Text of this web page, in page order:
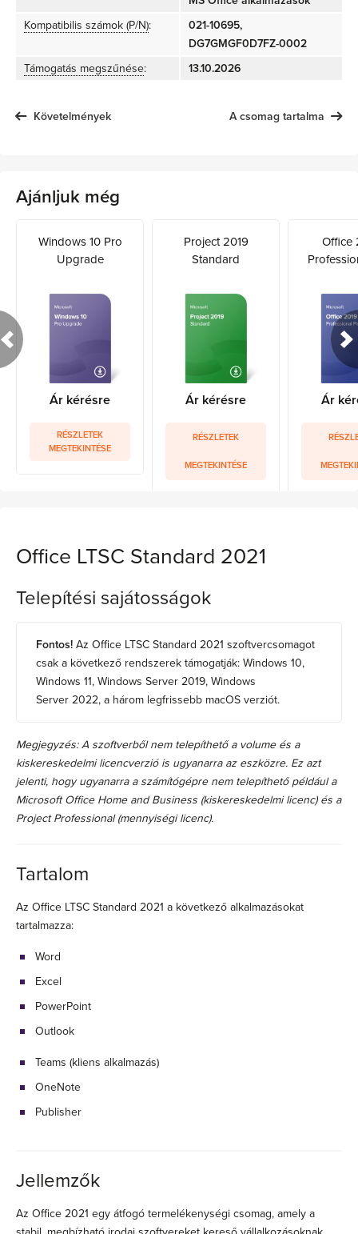
Kompatibilis számok (P/N):
021-10695,
DG7GMGF0D7FZ-0002
Támogatás megszűnése: 13.10.2026
Követelmények A csomag tartalma
Ajánljuk még
Windows 10 Pro
Upgrade
Ár kérésre
RÉSZLETEK
MEGTEKINTÉSE
Project 2019
Standard
Ár kérésre
RÉSZLETEK
MEGTEKINTÉSE
Office
Ár
Office LTSC Standard 2021
Telepítési sajátosságok
Fontos! Az Office LTSC Standard 2021 szoftvercsomagot
csak a következő rendszerek támogatják: Windows 10,
Windows 11, Windows Server 2019, Windows
Server 2022, a három legfrissebb macOS verziót.
Megjegyzés: A szoftverből nem telepíthető a volume és a
kiskereskedelmi licencverzió is ugyanarra az eszközre. Ez azt
jelenti, hogy ugyanarra a számítógépre nem telepíthető például a
Microsoft Office Home and Business (kiskereskedelmi licenc) és a
Project Professional (mennyiségi licenc).
Tartalom
Az Office LTSC Standard 2021 a következő alkalmazásokat
tartalmazza:
Word
Excel
PowerPoint
Outlook
Teams (kliens alkalmazás)
OneNote
Publisher
Jellemzők
Az Office 2021 egy átfogó termelékenységi csomag, amely a